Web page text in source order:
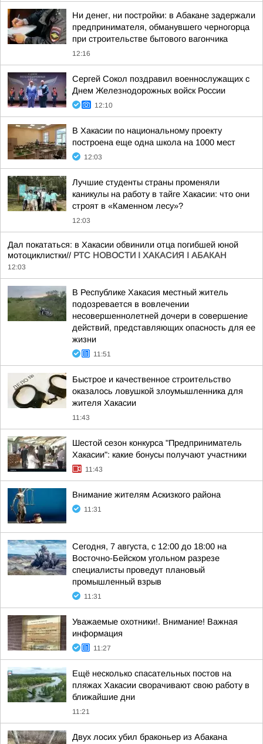
Ни денег, ни постройки: в Абакане задержали
предпринимателя, обманувшего черногорца
при строительстве бытового вагончика
12:16
Сергей Сокол поздравил военнослужащих с
Днем Железнодорожных войск России
12:10
В Хакасии по национальному проекту
построена еще одна школа на 1000 мест
12:03
Лучшие студенты страны променяли
каникулы на работу в тайге Хакасии: что они
строят в «Каменном лесу»?
12:03
Дал покататься: в Хакасии обвинили отца погибшей юной
мотоциклистки// РТС НОВОСТИ I ХАКАСИЯ I АБАКАН
12:03
В Республике Хакасия местный житель
подозревается в вовлечении
несовершеннолетней дочери в совершение
действий, представляющих опасность для ее
жизни
11:51
Быстрое и качественное строительство
оказалось ловушкой злоумышленника для
жителя Хакасии
11:43
Шестой сезон конкурса "Предприниматель
Хакасии": какие бонусы получают участники
11:43
Внимание жителям Аскизкого района
11:31
Сегодня, 7 августа, с 12:00 до 18:00 на
Восточно-Бейском угольном разрезе
специалисты проведут плановый
промышленный взрыв
11:31
Уважаемые охотники!. Внимание! Важная
информация
11:27
Ещё несколько спасательных постов на
пляжах Хакасии сворачивают свою работу в
ближайшие дни
11:21
Двух лосих убил браконьер из Абакана